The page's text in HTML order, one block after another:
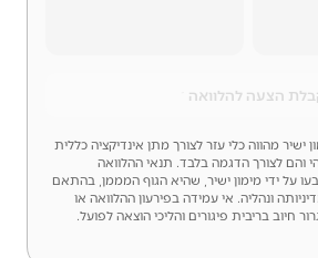
הצעה להלוואה
מהווה כלי עזר לצורך מתן אינדיקציה כללית
לצורך הדגמה בלבד. תנאי ההלוואה
ידי מימון ישיר, שהיא הגוף המממן, בהתאם
ונהליה. אי עמידה בפירעון ההלוואה או
בריבית פיגורים והליכי הוצאה לפועל.